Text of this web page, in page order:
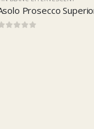
Prosecco